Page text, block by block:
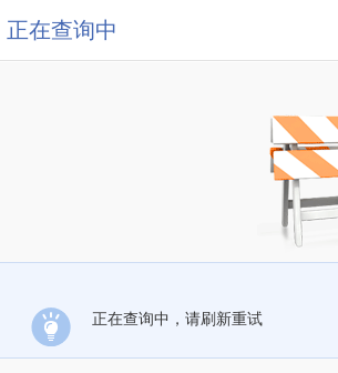
正在查询中
正在查询中，请刷新重试